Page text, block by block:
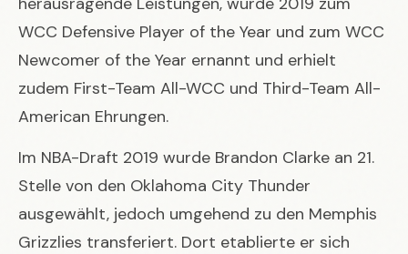
WCC Defensive Player of the Year und zum WCC
Newcomer of the Year ernannt und erhielt
zudem First-Team All-WCC und Third-Team All-
American Ehrungen.
Im NBA-Draft 2019 wurde Brandon Clarke an 21.
Stelle von den Oklahoma City Thunder
ausgewählt, jedoch umgehend zu den Memphis
Grizzlies transferiert. Dort etablierte er sich